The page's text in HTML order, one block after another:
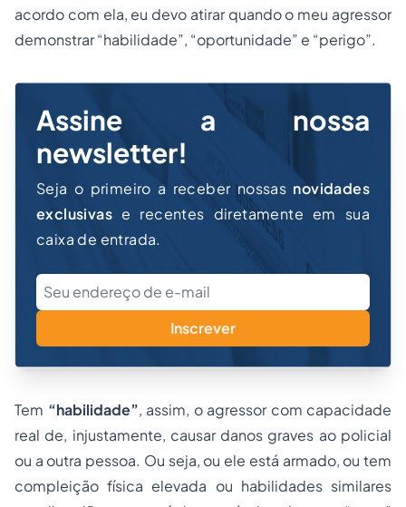
acordo com ela, eu devo atirar quando o meu agressor
demonstrar “habilidade”, “oportunidade” e “perigo”.
Assine a nossa
newsletter!
Seja o primeiro a receber nossas novidades
exclusivas e recentes diretamente em sua
caixa de entrada.
Inscrever
Tem “habilidade”, assim, o agressor com capacidade
real de, injustamente, causar danos graves ao policial
ou a outra pessoa. Ou seja, ou ele está armado, ou tem
compleição física elevada ou habilidades similares